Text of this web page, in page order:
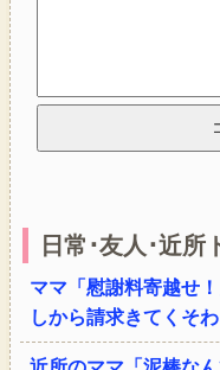
日常･友人･近所
ママ「慰謝料寄越せ
しから請求きてくそ